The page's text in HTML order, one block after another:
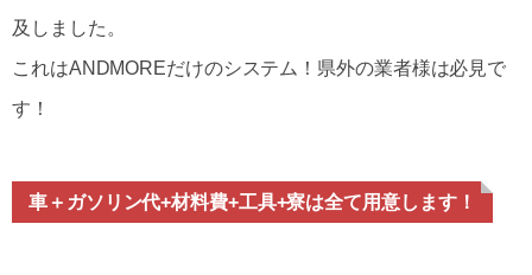
及しました。
これはANDMOREだけのシステム！県外の業者様は必見で
す！
車＋ガソリン代+材料費+工具+寮は全て用意します！